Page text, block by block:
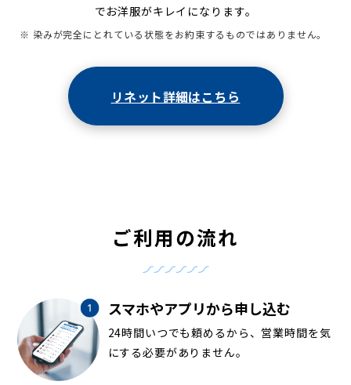
でお洋服がキレイになります。
※ 染みが完全にとれている状態をお約束するものではありません。
リネット詳細はこちら
ご利用の流れ
スマホやアプリから申し込む
24時間いつでも頼めるから、営業時間を気
にする必要がありません。